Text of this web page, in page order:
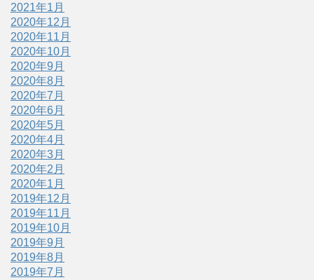
2021年1月
2020年12月
2020年11月
2020年10月
2020年9月
2020年8月
2020年7月
2020年6月
2020年5月
2020年4月
2020年3月
2020年2月
2020年1月
2019年12月
2019年11月
2019年10月
2019年9月
2019年8月
2019年7月